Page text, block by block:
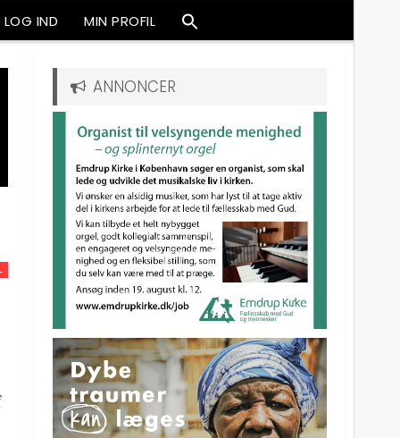
LOG IND MIN PROFIL
ANNONCER